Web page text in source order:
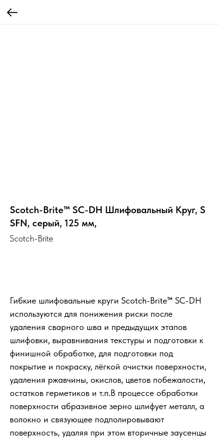
Scotch-Brite™ SC-DH Шлифовальный Круг, S
SFN, серый, 125 мм,
Scotch-Brite
Гибкие шлифовальные круги Scotch-Brite™ SC-DH
используются для понижения риски после
удаления сварного шва и предыдущих этапов
шлифовки, выравнивания текстуры и подготовки к
финишной обработке, для подготовки под
покрытие и покраску, лёгкой очистки поверхности,
удаления ржавчины, окислов, цветов побежалости,
остатков герметиков и т.п.В процессе обработки
поверхности абразивное зерно шлифует металл, а
волокно и связующее подполировывают
поверхность, удаляя при этом вторичные заусенцы